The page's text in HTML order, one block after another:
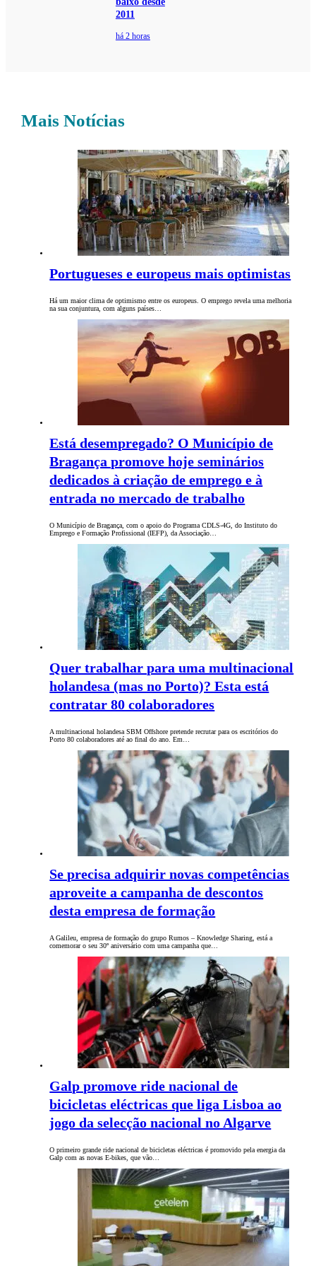
2011
há 2 horas
Mais Notícias
Portugueses e europeus mais optimistas
Há um maior clima de optimismo entre os europeus. O emprego revela uma melhoria
na sua conjuntura, com alguns países…
Está desempregado? O Município de
Bragança promove hoje seminários
dedicados à criação de emprego e à
entrada no mercado de trabalho
O Município de Bragança, com o apoio do Programa CDLS-4G, do Instituto do
Emprego e Formação Profissional (IEFP), da Associação…
Quer trabalhar para uma multinacional
holandesa (mas no Porto)? Esta está
contratar 80 colaboradores
A multinacional holandesa SBM Offshore pretende recrutar para os escritórios do
Porto 80 colaboradores até ao final do ano. Em…
Se precisa adquirir novas competências
aproveite a campanha de descontos
desta empresa de formação
A Galileu, empresa de formação do grupo Rumos – Knowledge Sharing, está a
comemorar o seu 30º aniversário com uma campanha que…
Galp promove ride nacional de
bicicletas eléctricas que liga Lisboa ao
jogo da selecção nacional no Algarve
O primeiro grande ride nacional de bicicletas eléctricas é promovido pela energia da
Galp com as novas E-bikes, que vão…